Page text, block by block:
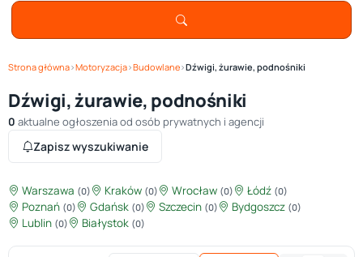
Strona główna›Motoryzacja›Budowlane›Dźwigi, żurawie, podnośniki
Dźwigi, żurawie, podnośniki
0 aktualne ogłoszenia od osób prywatnych i agencji
Zapisz wyszukiwanie
Warszawa (0) Kraków (0) Wrocław (0) Łódź (0)
Poznań (0) Gdańsk (0) Szczecin (0) Bydgoszcz (0)
Lublin (0) Białystok (0)